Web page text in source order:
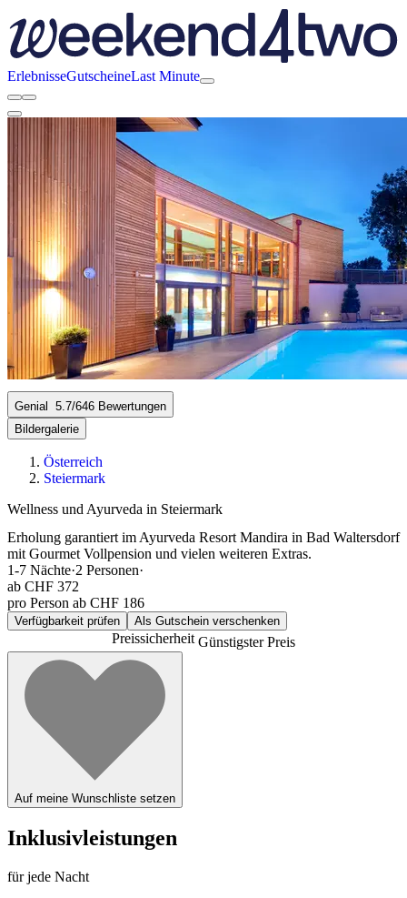
ErlebnisseGutscheineLast Minute
Genial 5.7/646 Bewertungen
Bildergalerie
Österreich
Steiermark
Wellness und Ayurveda in Steiermark
Erholung garantiert im Ayurveda Resort Mandira in Bad Waltersdorf
mit Gourmet Vollpension und vielen weiteren Extras.
1-7 Nächte·2 Personen·
ab CHF 372
pro Person ab CHF 186
Verfügbarkeit prüfen Als Gutschein verschenken
PreissicherheitGünstigster Preis
Auf meine Wunschliste setzen
Inklusivleistungen
für jede Nacht